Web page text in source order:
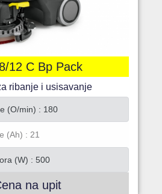
12 C Bp Pack
ribanje i usisavanje
(O/min) : 180
(Ah) : 21
(W) : 500
na upit